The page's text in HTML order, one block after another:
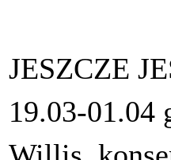
JESZCZE
19.03-01.04